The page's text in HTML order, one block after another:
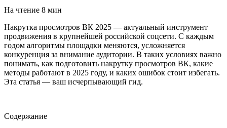
На чтение 8 мин
Накрутка просмотров ВК 2025 — актуальный инструмент
продвижения в крупнейшей российской соцсети. С каждым
годом алгоритмы площадки меняются, усложняется
конкуренция за внимание аудитории. В таких условиях важно
понимать, как подготовить накрутку просмотров ВК, какие
методы работают в 2025 году, и каких ошибок стоит избегать.
Эта статья — ваш исчерпывающий гид.
Содержание